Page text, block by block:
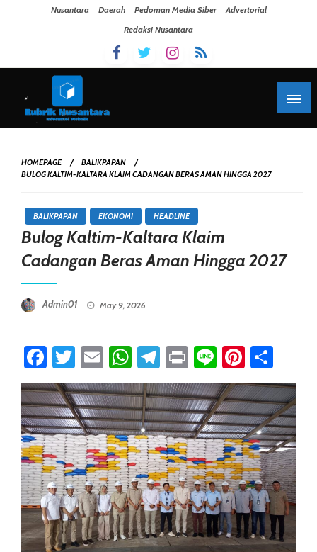
Nusantara Daerah Pedoman Media Siber
Advertorial
Redaksi Nusantara
HOMEPAGE
BALIKPAPAN
BULOG KALTIM-KALTARA KLAIM CADANGAN BERAS AMAN HINGGA 2027
BALIKPAPAN EKONOMI HEADLINE
Bulog Kaltim-Kaltara Klaim
Cadangan Beras Aman Hingga 2027
Admin01 May 9, 2026
Facebook
Twitter
EmailWhatsApp
Telegram
PrintLine